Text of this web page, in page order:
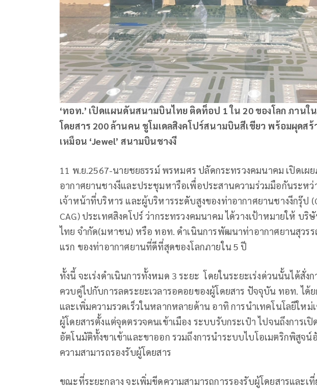
‘ทอท.’ เปิดแผนดันสนามบินไทย ติดท็อป 1 ใน 20 ของโลก ภานใ
โดยสาร 200 ล้านคน ชูโมเดลสิงคโปร์สนามบินสีเขียว พร้อมผุดสร้
เหมือน ‘Jewel’ สนามบินชางงี
11 พ.ย.2567-นายชยธรรม์ พรหมศร ปลัดกระทรวงคมนาคม เปิดเผ
อากาศยานชางงีและประชุมหารือเพื่อประสานความร่วมมือกันระหว่
เจ้าหน้าที่บริหาร และผู้บริหารระดับสูงของท่าอากาศยานชางงีกรุ๊ป
CAG) ประเทศสิงคโปร์ ว่ากระทรวงคมนาคม ได้วางเป้าหมายให้ บริ
ไทย จำกัด(มหาชน) หรือ ทอท. ดำเนินการพัฒนาท่าอากาศยานสุวร
แรก ของท่าอากาศยานที่ดีที่สุดของโลกภายใน 5 ปี
ทั้งนี้ จะเร่งดำเนินการทั้งหมด 3 ระยะ โดยในระยะเร่งด่วนนั้นได้สั่ง
ควบคู่ไปกับการลดระยะเวลารอคอยของผู้โดยสาร ปัจจุบัน ทอท. ไ
และเพิ่มความรวดเร็วในหลากหลายด้าน อาทิ การนำเทคโนโลยีใหม่
ผู้โดยสารตั้งแต่จุดตรวจคนเข้าเมือง ระบบรับกระเป๋า ไปจนถึงการเ
อัตโนมัติทั้งขาเข้าและขาออก รวมถึงการนำระบบไบโอเมตริกพิสู
ความสามารถรองรับผู้โดยสาร
ขณะที่ระยะกลาง จะเพิ่มขีดความสามารถการรองรับผู้โดยสารและ